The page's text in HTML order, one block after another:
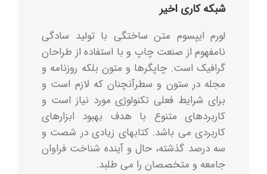
شبکه کاری اخیر
لورم ایپسوم متن ساختگی با تولید سادگی
نامفهوم از صنعت چاپ و با استفاده از طراحان
گرافیک است. چاپگرها و متون بلکه روزنامه و
مجله در ستون و سطرآنچنان که لازم است و
برای شرایط فعلی تکنولوژی مورد نیاز است و
کاربردهای متنوع با هدف بهبود ابزارهای
کاربردی می باشد. کتابهای زیادی در شصت و
سه درصد گذشته، حال و آینده شناخت فراوان
جامعه و متخصصان را می طلبد.